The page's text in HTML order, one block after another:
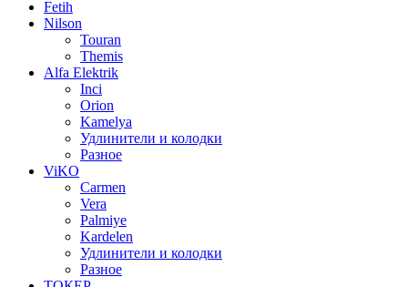
Fetih
Nilson
Touran
Themis
Alfa Elektrik
Inci
Orion
Kamelya
Удлинители и колодки
Разное
ViKO
Carmen
Vera
Palmiye
Kardelen
Удлинители и колодки
Разное